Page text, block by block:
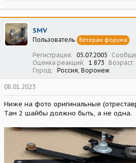
а
к
ц
и
и
SMV
Пользователь Ветеран форума
Регистрация 05.07.2005
Оценка реакций
1 873 Возраст
Город
Россия, Воронеж
08.01.2023
Ниже на фото оригинальные
Там 2 шайбы должно быть, а не одна.